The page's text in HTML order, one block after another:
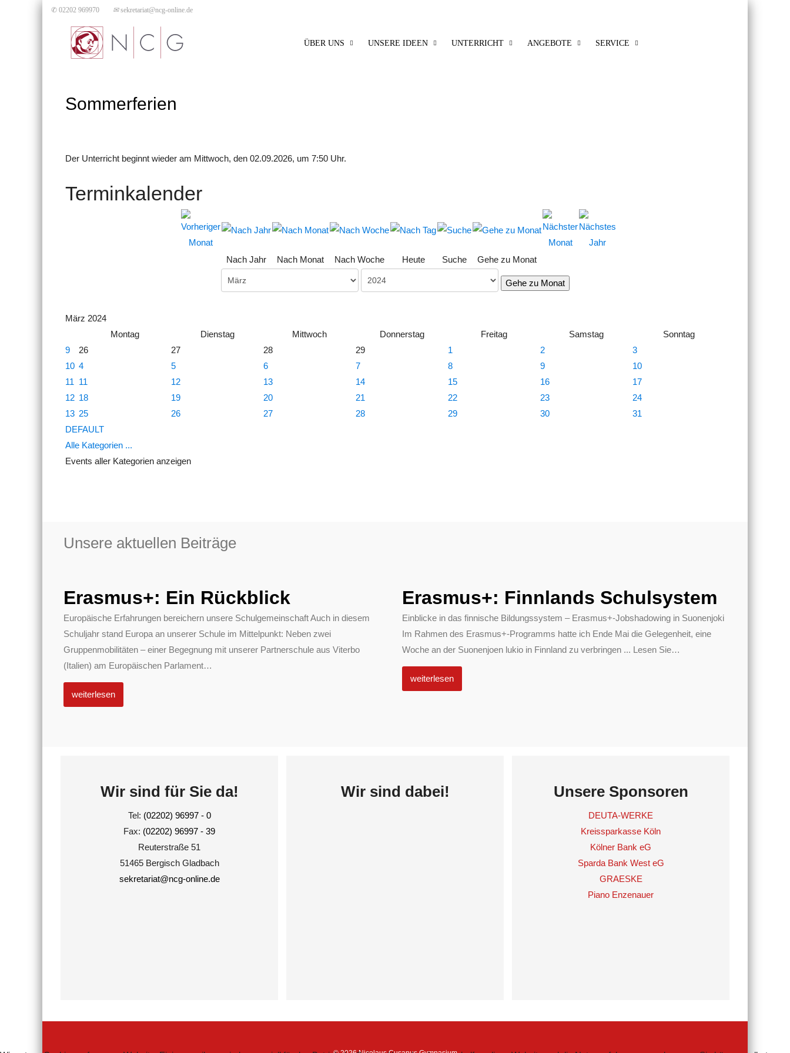
✆ 02202 969970 ✉sekretariat@ncg-online.de
ÜBER UNS UNSERE IDEEN UNTERRICHT ANGEBOTE SERVICE
Sommerferien
Der Unterricht beginnt wieder am Mittwoch, den 02.09.2026, um 7:50 Uhr.
Terminkalender
Nach Jahr Nach Monat Nach Woche Heute Suche Gehe zu Monat
Gehe zu Monat
März 2024
Montag
Dienstag Mittwoch Donnerstag Freitag Samstag
Sonntag
9
26 27 28 29 1 2
3
10 4 5 6 7 8 9
10
11 11 12 13 14 15 16
17
12 18 19 20 21 22 23
24
13 25 26 27 28 29 30
31
DEFAULT
Alle Kategorien ...
Events aller Kategorien anzeigen
Unsere aktuellen Beiträge
Erasmus+: Ein Rückblick
Europäische Erfahrungen bereichern unsere Schulgemeinschaft Auch in diesem
Schuljahr stand Europa an unserer Schule im Mittelpunkt: Neben zwei
Gruppenmobilitäten – einer Begegnung mit unserer Partnerschule aus Viterbo
(Italien) am Europäischen Parlament…
weiterlesen
Erasmus+: Finnlands Schulsystem
Einblicke in das finnische Bildungssystem – Erasmus+-Jobshadowing in Suonenjoki
Im Rahmen des Erasmus+-Programms hatte ich Ende Mai die Gelegenheit, eine
Woche an der Suonenjoen lukio in Finnland zu verbringen ... Lesen Sie…
weiterlesen
Wir sind für Sie da!
Tel: (02202) 96997 - 0
Fax: (02202) 96997 - 39
Reuterstraße 51
51465 Bergisch Gladbach
sekretariat@ncg-online.de
Wir sind dabei! Unsere Sponsoren
DEUTA-WERKE
Kreissparkasse Köln
Kölner Bank eG
Sparda Bank West eG
GRAESKE
Piano Enzenauer